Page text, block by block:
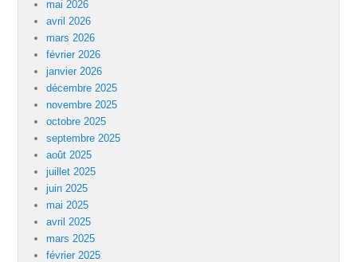
mai 2026
avril 2026
mars 2026
février 2026
janvier 2026
décembre 2025
novembre 2025
octobre 2025
septembre 2025
août 2025
juillet 2025
juin 2025
mai 2025
avril 2025
mars 2025
février 2025